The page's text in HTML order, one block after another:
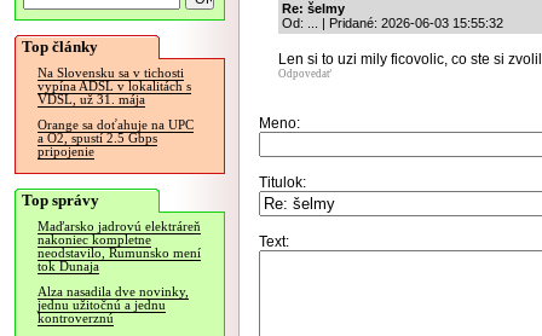
Top články
Na Slovensku sa v tichosti
vypína ADSL v lokalitách s
VDSL, už 31. mája
Orange sa doťahuje na UPC
a O2, spustí 2.5 Gbps
pripojenie
Top správy
Maďarsko jadrovú elektráreň
nakoniec kompletne
neodstavilo, Rumunsko mení
tok Dunaja
Alza nasadila dve novinky,
jednu užitočnú a jednu
kontroverznú
Re: šelmy
Od: ... | Pridané: 2026-06-03 15:55:32
Len si to uzi mily ficovolic, co ste si
Odpovedať
Meno:
Titulok:
Text: